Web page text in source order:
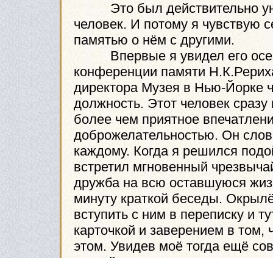
Это был действительно
человек. И потому я чувствую
памятью о нём с другими.
Впервые я увидел его
конференции памяти
директора Музея в Нью-Йорке
должность. Этот человек
более чем приятное
доброжелательностью. Он
каждому. Когда я решился
встретил мгновенный
дружба на всю оставшуюся
минуту краткой беседы.
вступить с ним в переписку и
карточкой и заверением в том,
этом. Увидев моё тогда ещё